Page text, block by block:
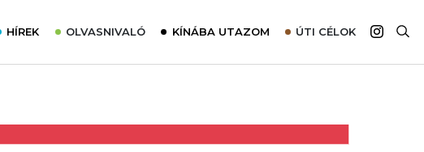
HÍREK OLVASNIVALÓ
Utazómajom – CitySIM kártya a világutazóknak
KÍNÁBA UTAZOM ÚTI CÉLOK
Afrika